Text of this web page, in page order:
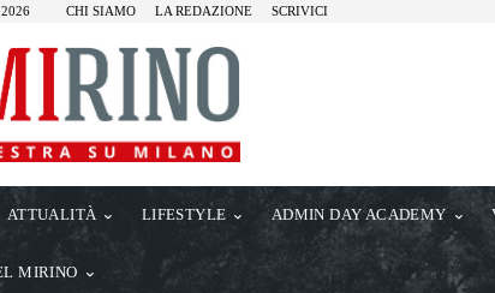
CHI SIAMO LA REDAZIONE SCRIVICI
ATTUALITÀ LIFESTYLE ADMIN DAY ACADEMY
MIRINO